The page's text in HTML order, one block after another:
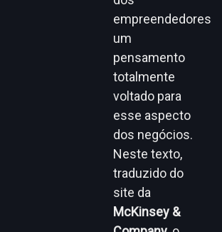
empreendedores
um
pensamento
totalmente
voltado para
esse aspecto
dos negócios.
Neste texto,
traduzido do
site da
McKinsey &